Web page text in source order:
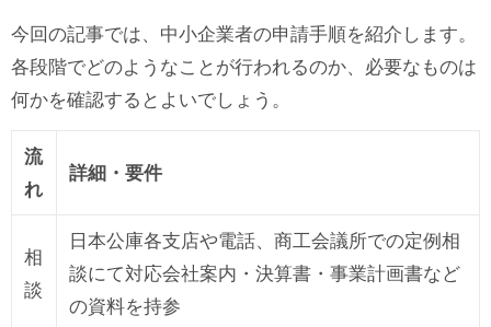
今回の記事では、中小企業者の申請手順を紹介します。
各段階でどのようなことが行われるのか、必要なものは
何かを確認するとよいでしょう。
流
れ
詳細・要件
相
談
日本公庫各支店や電話、商工会議所での定例相
談にて対応会社案内・決算書・事業計画書など
の資料を持参